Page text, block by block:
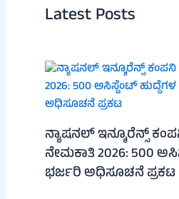
Latest Posts
ನ್ಯಾಷನಲ್ ಇನ್ಶೂರೆನ್ಸ್
ನೇಮಕಾತಿ 2026: 500
ಭರ್ಜರಿ ಅಧಿಸೂಚನೆ ಪ್ರಕಟ